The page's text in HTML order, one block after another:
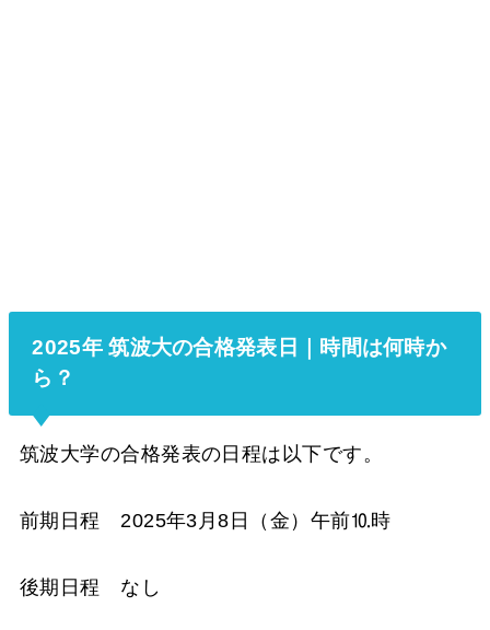
2025年 筑波大の合格発表日｜時間は何時か
ら？
筑波大学の合格発表の日程は以下です。
前期日程 2025年3月8日（金）午前⒑時
後期日程 なし